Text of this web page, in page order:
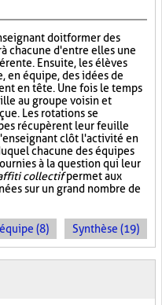
doit former des
chacune d'entre elles une
Ensuite, les élèves
en équipe, des idées de
en tête. Une fois le temps
au groupe voisin et
Les rotations se
récupèrent leur feuille
clôt l'activité en
chacune des équipes
à la question qui leur
collectifpermet aux
sur un grand nombre de
(8) Synthèse (19)